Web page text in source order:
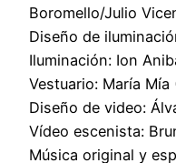
Boromello/Julio
Diseño de
Iluminación: Ion
Vestuario: María Mía
Diseño de video:
Vídeo escenista:
Música original y